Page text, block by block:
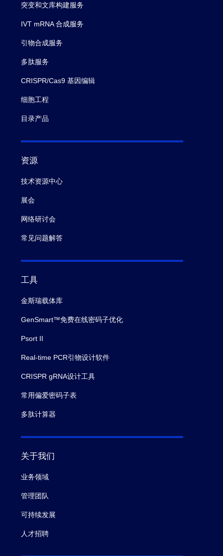
突变和文库构建服务
IVT mRNA 合成服务
引物合成服务
多肽服务
CRISPR/Cas9 基因编辑
细胞工程
目录产品
资源
技术资源中心
展会
网络研讨会
常见问题解答
工具
金斯瑞载体库
GenSmart™免费在线密码子优化
Psort II
Real-time PCR引物设计软件
CRISPR gRNA设计工具
常用偏爱密码子表
多肽计算器
关于我们
业务领域
管理团队
可持续发展
人才招聘